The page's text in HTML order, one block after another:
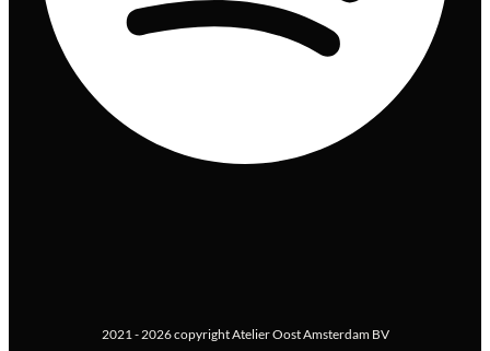
2021 - 2026 copyright Atelier Oost Amsterdam BV